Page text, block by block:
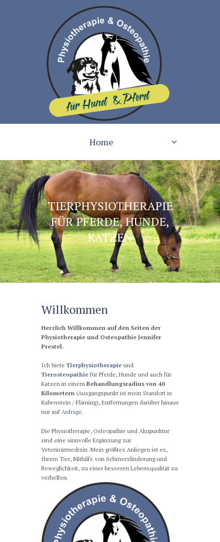
Home
TIERPHYSIOTHERAPIE
FÜR PFERDE, HUNDE,
KATZEN
Willkommen
Herzlich Willkommen auf den Seiten der
Physiotherapie und Osteopathie Jennifer
Prestel.
Ich biete Tierphysiotherapie und
Tierosteopathie für Pferde, Hunde und auch für
Katzen in einem Behandlungsradius von 40
Kilometern (Ausgangspunkt ist mein Standort in
Rabenstein / Fläming), Entfernungen darüber hinaus
nur aufAnfrage.
Die Physiotherapie, Osteopathie und Akupunktur
sind eine sinnvolle Ergänzung zur
Veterinärmedizin. Mein größtes Anliegen ist es,
Ihrem Tier, Mithilfe von Schmerzlinderung und
Beweglichkeit, zu einer besseren Lebensqualität zu
verhelfen.